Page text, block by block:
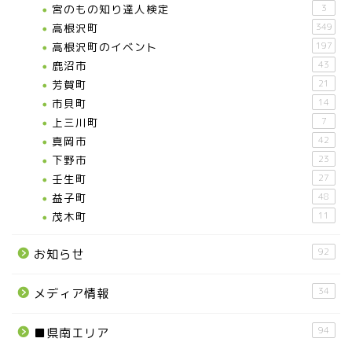
宮のもの知り達人検定 3
高根沢町 349
高根沢町のイベント 197
鹿沼市 43
芳賀町 21
市貝町 14
上三川町 7
真岡市 42
下野市 23
壬生町 27
益子町 48
茂木町 11
お知らせ 92
メディア情報 34
■県南エリア 94